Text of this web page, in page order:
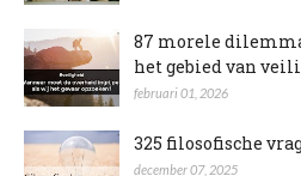
87 morele
het gebied van
februari 01, 2026
325 filosofische
december 07, 2025